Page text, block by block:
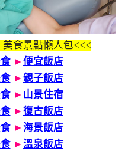
食景點懶人包<<<
► 便宜飯店
► 親子飯店
► 山景住宿
► 復古飯店
► 海景飯店
► 溫泉飯店